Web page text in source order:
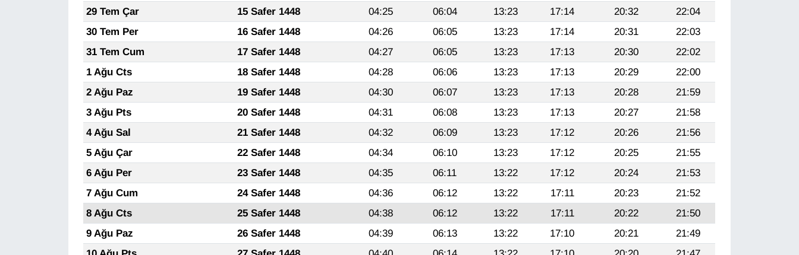
29 Tem Çar
15 Safer 1448 04:25 06:04 13:23 17:14 20:32
22:04
30 Tem Per
16 Safer 1448 04:26 06:05 13:23 17:14 20:31
22:03
31 Tem Cum
17 Safer 1448 04:27 06:05 13:23 17:13 20:30
22:02
1 Ağu Cts
18 Safer 1448 04:28 06:06 13:23 17:13 20:29
22:00
2 Ağu Paz
19 Safer 1448 04:30 06:07 13:23 17:13 20:28
21:59
3 Ağu Pts
20 Safer 1448 04:31 06:08 13:23 17:13 20:27
21:58
4 Ağu Sal
21 Safer 1448 04:32 06:09 13:23 17:12 20:26
21:56
5 Ağu Çar
22 Safer 1448 04:34 06:10 13:23 17:12 20:25
21:55
6 Ağu Per
23 Safer 1448 04:35 06:11 13:22 17:12 20:24
21:53
7 Ağu Cum
24 Safer 1448 04:36 06:12 13:22 17:11 20:23
21:52
8 Ağu Cts
25 Safer 1448 04:38 06:12 13:22 17:11 20:22
21:50
9 Ağu Paz
26 Safer 1448 04:39 06:13 13:22 17:10 20:21
21:49
HABERDE İNSAN
Kamu Alımları
Kim Kimdir?
Kültür & Sanat